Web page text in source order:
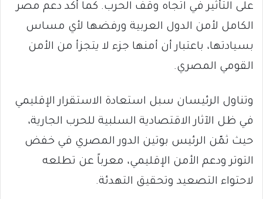
على التأثير في اتجاه وقف الحرب. كما أكد دعم مصر
الكامل لأمن الدول العربية ورفضها لأي مساس
بسيادتها، باعتبار أن أمنها جزء لا يتجزأ من الأمن
القومي المصري.
وتناول الرئيسان سبل استعادة الاستقرار الإقليمي
في ظل الآثار الاقتصادية السلبية للحرب الجارية،
حيث ثمّن الرئيس بوتين الدور المصري في خفض
التوتر ودعم الأمن الإقليمي، معرباً عن تطلعه
لاحتواء التصعيد وتحقيق التهدئة.